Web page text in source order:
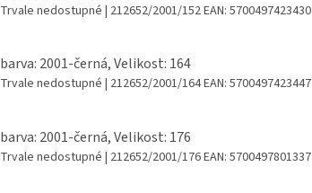
Trvale nedostupné | 212652/2001/152EAN: 5700497423430
barva: 2001-černá, Velikost: 164
Trvale nedostupné | 212652/2001/164EAN: 5700497423447
barva: 2001-černá, Velikost: 176
Trvale nedostupné | 212652/2001/176EAN: 5700497801337